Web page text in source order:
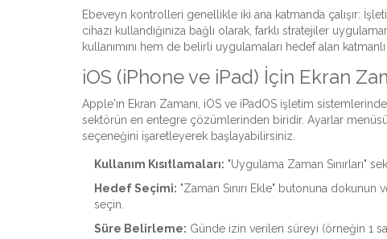
Ebeveyn kontrolleri genellikle iki ana katmanda çalışır:
cihazı kullandığınıza bağlı olarak, farklı stratejiler
kullanımını hem de belirli uygulamaları hedef alan
iOS (iPhone ve iPad) İçin Ekran
Apple'ın Ekran Zamanı iOS ve iPadOS işletim
sektörün en entegre çözümlerinden biridir. Ayarlar
seçeneğini işaretleyerek başlayabilirsiniz.
Kullanım Kısıtlamaları: "Uygulama Zaman Sınırları"
Hedef Seçimi: "Zaman Sınırı Ekle" butonuna
seçin.
Süre Belirleme: Günde izin verilen süreyi (örneğin 1